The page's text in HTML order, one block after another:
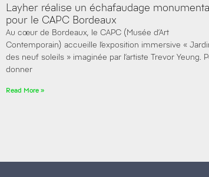
Layher réalise un échafaudage
pour le CAPC Bordeaux
Au cœur de Bordeaux, le CAPC (Musée d’Art
Contemporain) accueille l’exposition immersive «
des neuf soleils » imaginée par l’artiste Trevor Yeung.
donner
Read More »